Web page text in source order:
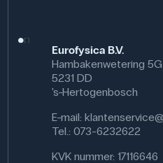
elastische schokken en
waardoor leerlingen een
klassieke mechanische wetten.
De stalen bal met haak wordt
gewichten en
metingen en demonstraties.
Eurofysica B.V.
Hambakenwetering 5G
5231 DD
's-Hertogenbosch
E-mail:
Tel.: 073-6232622
KVK nummer: 17116646